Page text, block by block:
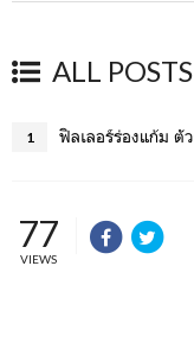
ALL POSTS
1
77
VIEWS